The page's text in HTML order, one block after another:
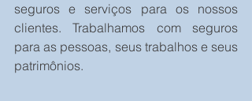
seguros e serviços para os nossos
clientes. Trabalhamos com seguros
para as pessoas, seus trabalhos e seus
patrimônios.